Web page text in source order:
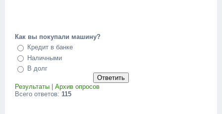
Как вы покупали машину?
Кредит в банке
Наличными
В долг
Результаты
Архив опросов
Всего ответов: 115